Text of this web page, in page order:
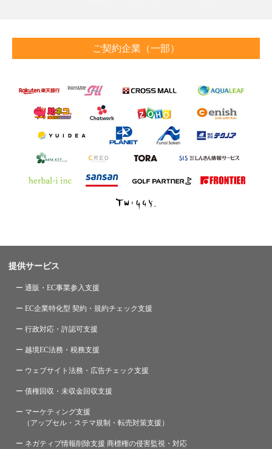
ご契約企業（一部）
提供サービス
ー 通販・EC事業参入支援
ー EC企業特化型 契約・規約チェック支援
ー 行政対応・許認可支援
ー 越境EC法務・税務支援
ー ウェブサイト法務・広告チェック支援
ー 債権回収・未収金回収支援
ー マーケティング支援
（アップセル・ステマ規制・転売対策支援）
ー ネガティブ情報削除支援 商標権の侵害監視・対応